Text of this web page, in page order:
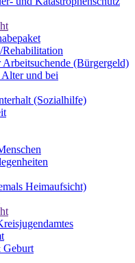
(Bürgergeld)
und bei
(Sozialhilfe)
Heimaufsicht)
Geburt